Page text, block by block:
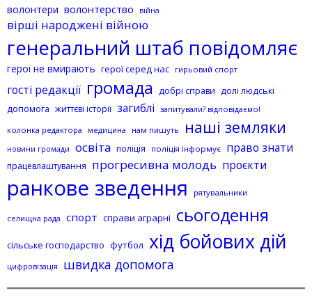
волонтери волонтерство війна
вірші народжені війною
генеральний штаб повідомляє
герої не вмирають герої серед нас гирьовий спорт
гості редакції громада добрі справи долі людські
допомога життєві історії загиблі запитували? відповідаємо!
колонка редактора
медицина нам пишуть наші земляки
новини громади освіта поліція поліція інформує право знати
працевлаштування прогресивна молодь проєкти
ранкове зведення рятувальники
селищна рада спорт справи аграрні сьогодення
сільське господарство футбол хід бойових дій
цифровізація швидка допомога